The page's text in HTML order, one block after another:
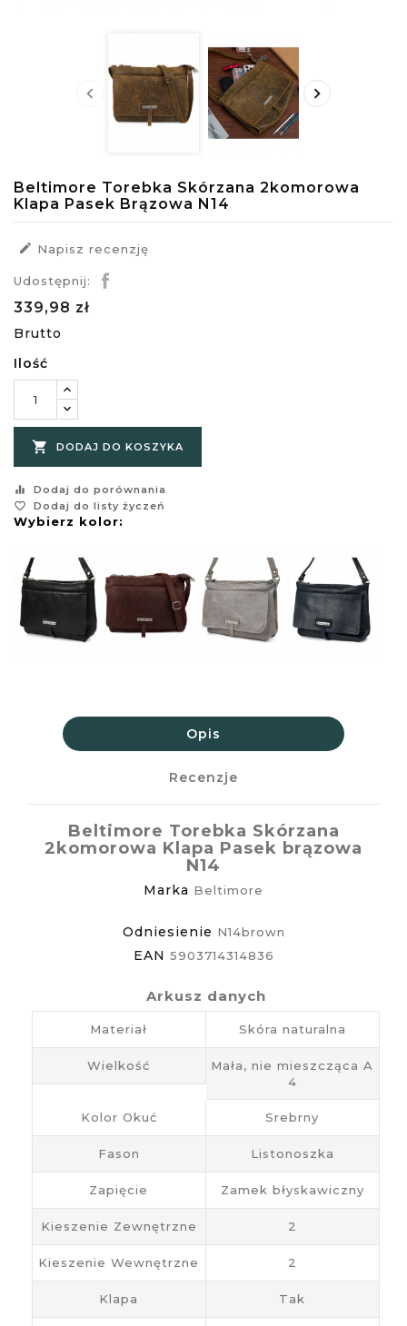
 
Beltimore Torebka Skórzana 2komorowa
Klapa Pasek Brązowa N14
 Napisz recenzję
Udostępnij:
339,98 zł
Brutto
Ilość
 DODAJ DO KOSZYKA
equalizer
Dodaj do porównania
favorite_border
Dodaj do listy życzeń
Wybierz kolor:
Opis
Recenzje
Beltimore Torebka Skórzana
2komorowa Klapa Pasek brązowa
N14
Marka Beltimore
Odniesienie N14brown
EAN 5903714314836
Arkusz danych
Materiał Skóra naturalna
Wielkość
Mała, nie mieszcząca A
4
Kolor Okuć Srebrny
Fason Listonoszka
Zapięcie Zamek błyskawiczny
Kieszenie Zewnętrzne 2
Kieszenie Wewnętrzne 2
Klapa Tak